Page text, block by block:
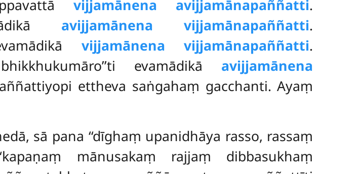
vijjamānena avijjamānapaññatti.
avijjamānena vijjamānapaññatti.
vijjamānena vijjamānapaññatti.
evamādikā avijjamānena
ettheva saṅgahaṃ gacchanti. Ayaṃ
sā pana ‘‘dīghaṃ upanidhāya rasso, rassaṃ
mānusakaṃ rajjaṃ dibbasukhaṃ